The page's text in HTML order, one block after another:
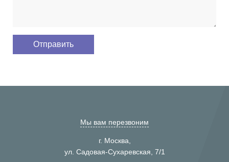
Мы вам перезвоним
г. Москва,
ул. Садовая-Сухаревская, 7/1